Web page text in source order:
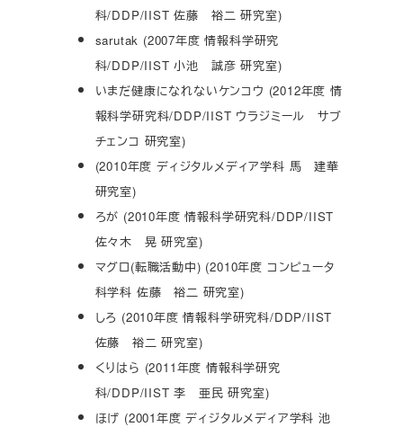
科/DDP/IIST 佐藤 裕二 研究室)
sarutak (2007年度 情報科学研究
科/DDP/IIST 小池 誠彦 研究室)
いまだ健康になれないケンコウ (2012年度 情
報科学研究科/DDP/IIST ウラジミール サブ
チェンコ 研究室)
(2010年度 ディジタルメディア学科 馬 建華
研究室)
ろが (2010年度 情報科学研究科/DDP/IIST
佐々木 晃 研究室)
マグロ(転職活動中) (2010年度 コンピュータ
科学科 佐藤 裕二 研究室)
しろ (2010年度 情報科学研究科/DDP/IIST
佐藤 裕二 研究室)
くりはら (2011年度 情報科学研究
科/DDP/IIST 李 亜民 研究室)
ほげ (2001年度 ディジタルメディア学科 池